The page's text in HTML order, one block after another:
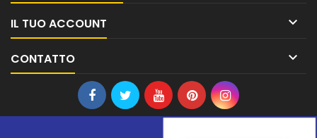
IL TUO ACCOUNT 
CONTATTO 